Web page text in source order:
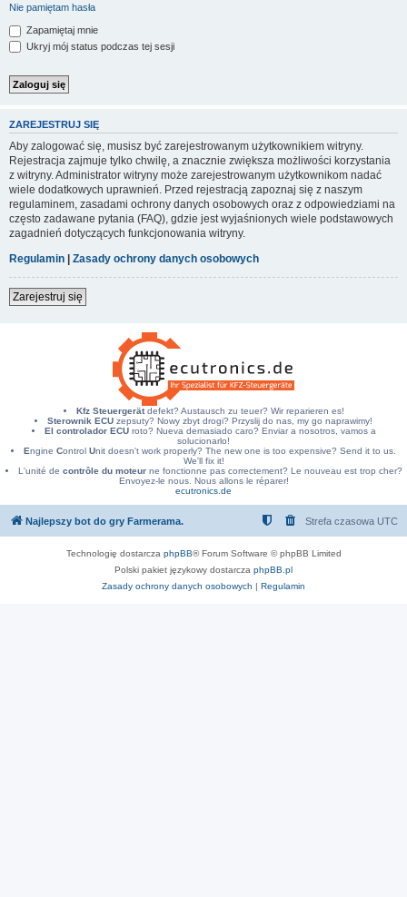
Nie pamiętam hasła
Zapamiętaj mnie
Ukryj mój status podczas tej sesji
ZAREJESTRUJ SIĘ
Aby zalogować się, musisz być zarejestrowanym użytkownikiem witryny.
Rejestracja zajmuje tylko chwilę, a znacznie zwiększa możliwości korzystania
z witryny. Administrator witryny może zarejestrowanym użytkownikom nadać
wiele dodatkowych uprawnień. Przed rejestracją zapoznaj się z naszym
regulaminem, zasadami ochrony danych osobowych oraz z odpowiedziami na
często zadawane pytania (FAQ), gdzie jest wyjaśnionych wiele podstawowych
zagadnień dotyczących funkcjonowania witryny.
Regulamin | Zasady ochrony danych osobowych
Zarejestruj się
Kfz Steuergerätdefekt? Austausch zu teuer? Wir reparieren es!
Sterownik ECU zepsuty? Nowy zbyt drogi? Przyslij do nas, my go naprawimy!
El controlador ECUroto? Nueva demasiado caro? Enviar a nosotros, vamos a
solucionarlo!
Engine Control Unit doesn't work properly? The new one is too expensive? Send it to us.
We'll fix it!
L'unité de contrôle du moteurne fonctionne pas correctement? Le nouveau est trop cher?
Envoyez-le nous. Nous allons le réparer!
ecutronics.de
Najlepszy bot do gry Farmerama. Strefa czasowa UTC
Technologię dostarcza phpBB® Forum Software © phpBB Limited
Polski pakiet językowy dostarcza phpBB.pl
Zasady ochrony danych osobowych | Regulamin